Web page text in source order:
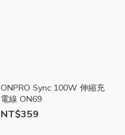
ONPRO Sync 100W 伸縮充
電線 ON69
NT$359